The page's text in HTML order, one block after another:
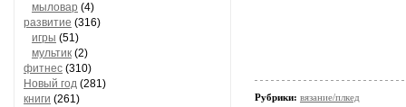
мыловар (4)
развитие (316)
игры (51)
мультик (2)
фитнес (310)
Новый год (281)
книги (261)
Рубрики: вязание/плкед